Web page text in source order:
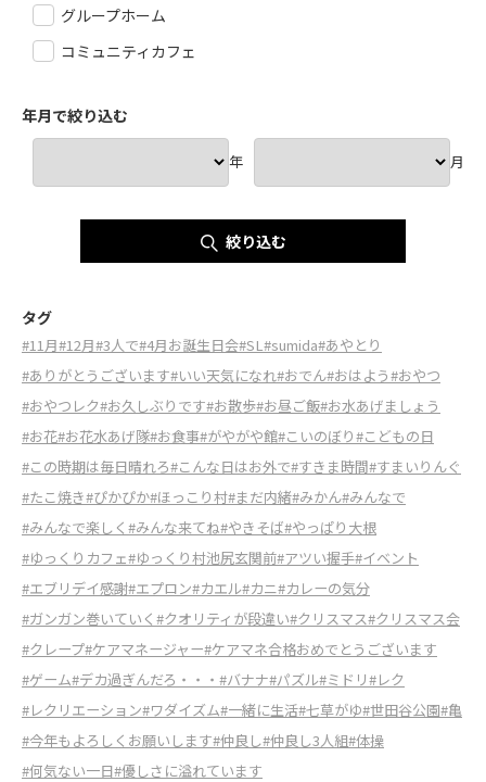
グループホーム
コミュニティカフェ
年月で絞り込む
年 月
絞り込む
タグ
#11月#12月#3人で#4月お誕生日会#SL #sumida#あやとり
#ありがとうございます#いい天気になれ#おでん#おはよう#おやつ
#おやつレク#お久しぶりです#お散歩#お昼ご飯#お水あげましょう
#お花#お花水あげ隊#お食事#がやがや館#こいのぼり#こどもの日
#この時期は毎日晴れろ#こんな日はお外で#すきま時間#すまいりんぐ
#たこ焼き#ぴかぴか#ほっこり村#まだ内緒#みかん#みんなで
#みんなで楽しく #みんな来てね#やきそば#やっぱり大根
#ゆっくりカフェ#ゆっくり村池尻玄関前#アツい握手#イベント
#エブリデイ感謝#エプロン#カエル#カニ#カレーの気分
#ガンガン巻いていく #クオリティが段違い#クリスマス#クリスマス会
#クレープ#ケアマネージャー#ケアマネ合格おめでとうございます
#ゲーム#デカ過ぎんだろ・・・ #バナナ#パズル#ミドリ#レク
#レクリエーション#ワダイズム#一緒に生活#七草がゆ#世田谷公園#亀
#今年もよろしくお願いします#仲良し#仲良し3人組#体操
#何気ない一日#優しさに溢れています